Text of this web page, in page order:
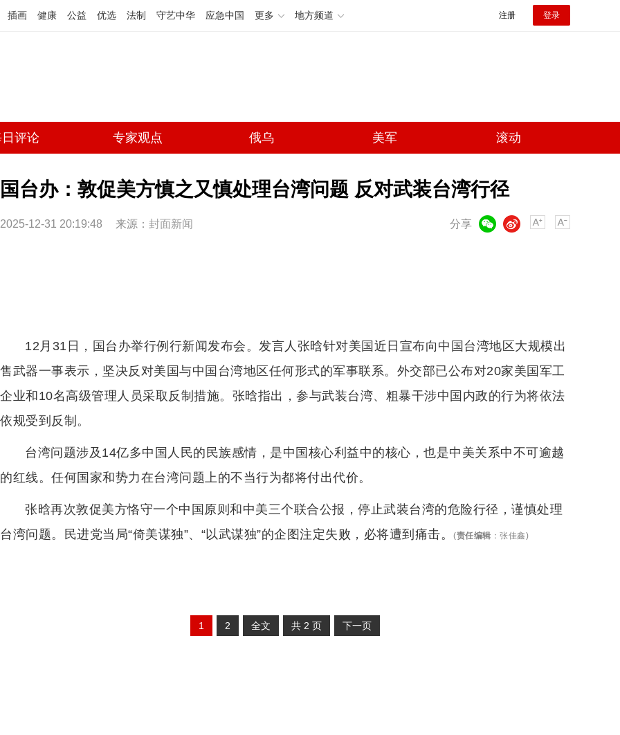
插画 健康 公益 优选 法制 守艺中华 应急中国 更多 地方频道 注册 登录
评论 专家观点 俄乌 美军 滚动
国台办：敦促美方慎之又慎处理台湾问题 反对武装台湾行径
2025-12-31 20:19:48 来源： 封面新闻 分享
微博
12月31日，国台办举行例行新闻发布会。发言人张晗针对美国近日宣布向中国台湾地区大规模出
售武器一事表示，坚决反对美国与中国台湾地区任何形式的军事联系。外交部已公布对20家美国军工
企业和10名高级管理人员采取反制措施。张晗指出，参与武装台湾、粗暴干涉中国内政的行为将依法
依规受到反制。
台湾问题涉及14亿多中国人民的民族感情，是中国核心利益中的核心，也是中美关系中不可逾越
的红线。任何国家和势力在台湾问题上的不当行为都将付出代价。
张晗再次敦促美方恪守一个中国原则和中美三个联合公报，停止武装台湾的危险行径，谨慎处理
台湾问题。民进党当局“倚美谋独”、“以武谋独”的企图注定失败，必将遭到痛击。
(责任编辑 ： 张佳鑫)
1 2 全文 共 2 页 下一页